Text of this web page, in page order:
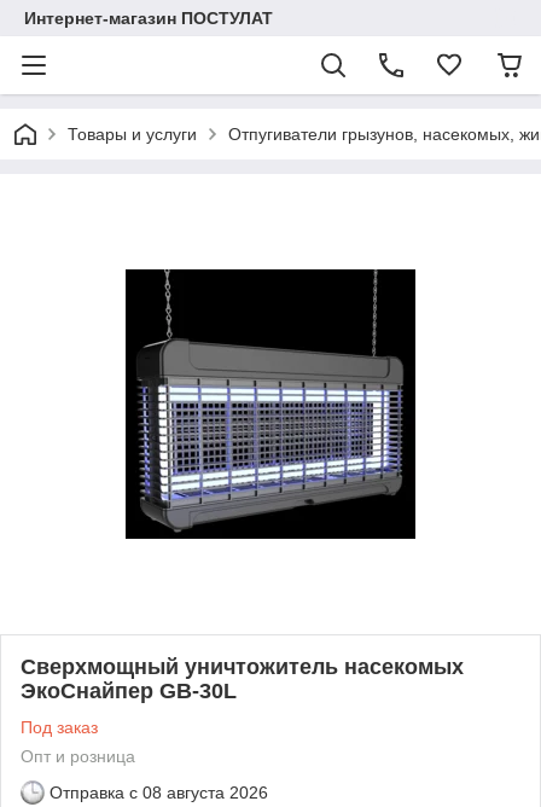
Интернет-магазин ПОСТУЛАТ
Товары и услуги Отпугиватели грызунов, насекомых,
Сверхмощный уничтожитель насекомых
ЭкоСнайпер GB-30L
Под заказ
Опт и розница
Отправка с 08 августа 2026